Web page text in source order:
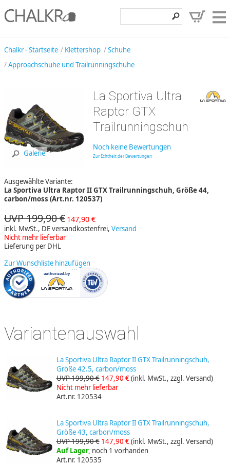
Entdecken
Hilfe, Kontakt
Kundenbereich
Chalkr - Startseite Klettershop
Schuhe
Approachschuhe und Trailrunningschuhe
Galerie
La Sportiva Ultra
Raptor GTX
Trailrunningschuh
Noch keine Bewertungen
Zur Echtheit der Bewertungen
Ausgewählte Variante:
La Sportiva Ultra Raptor II GTX Trailrunningschuh, Größe 44,
carbon/moss (Art.nr. 120537)
UVP 199,90 € 147,90 €
inkl. MwSt., DE versandkostenfrei, Versand
Nicht mehr lieferbar
Lieferung per DHL
Zur Wunschliste hinzufügen
Variantenauswahl
La Sportiva Ultra Raptor II GTX Trailrunningschuh,
Größe 42.5, carbon/moss
UVP 199,90 € 147,90 €(inkl. MwSt., zzgl. Versand)
Nicht mehr lieferbar
Art.nr. 120534
La Sportiva Ultra Raptor II GTX Trailrunningschuh,
Größe 43, carbon/moss
UVP 199,90 € 147,90 €(inkl. MwSt., zzgl. Versand)
Auf Lager, noch 1 vorhanden
Art.nr. 120535